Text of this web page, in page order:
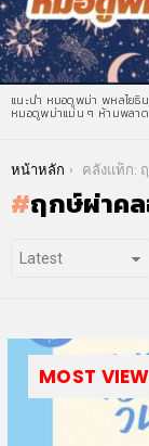
แนะนำ หมอดูพม่า พหลโยธิ
หมอดูพม่าแม่น ๆ ห้ามพลาด!
You are here:
หน้าหลัก คลังแท็ก: ฤกษ์ผ่
ฤกษ์ผ่าค
MOST